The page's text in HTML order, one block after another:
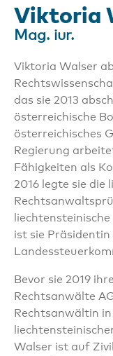
Viktoria
Mag. iur.
Viktoria Walser
das sie 2013
österreichische
österreichisches
Regierung
Fähigkeiten als
2016 legte sie die
ist sie
Bevor sie 2019
Rechtsanwälte
Rechtsanwältin
Walser ist auf